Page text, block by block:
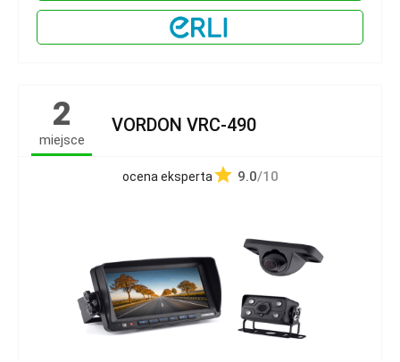
2
miejsce
VORDON VRC-490
ocena eksperta 9.0/10